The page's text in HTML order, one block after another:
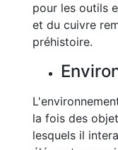
pour les outils
et du cuivre
préhistoire.
la fois des
lesquels il